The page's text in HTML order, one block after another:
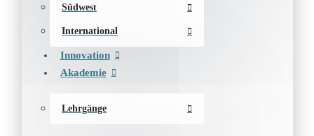
Südwest
International
Innovation
Akademie
Lehrgänge